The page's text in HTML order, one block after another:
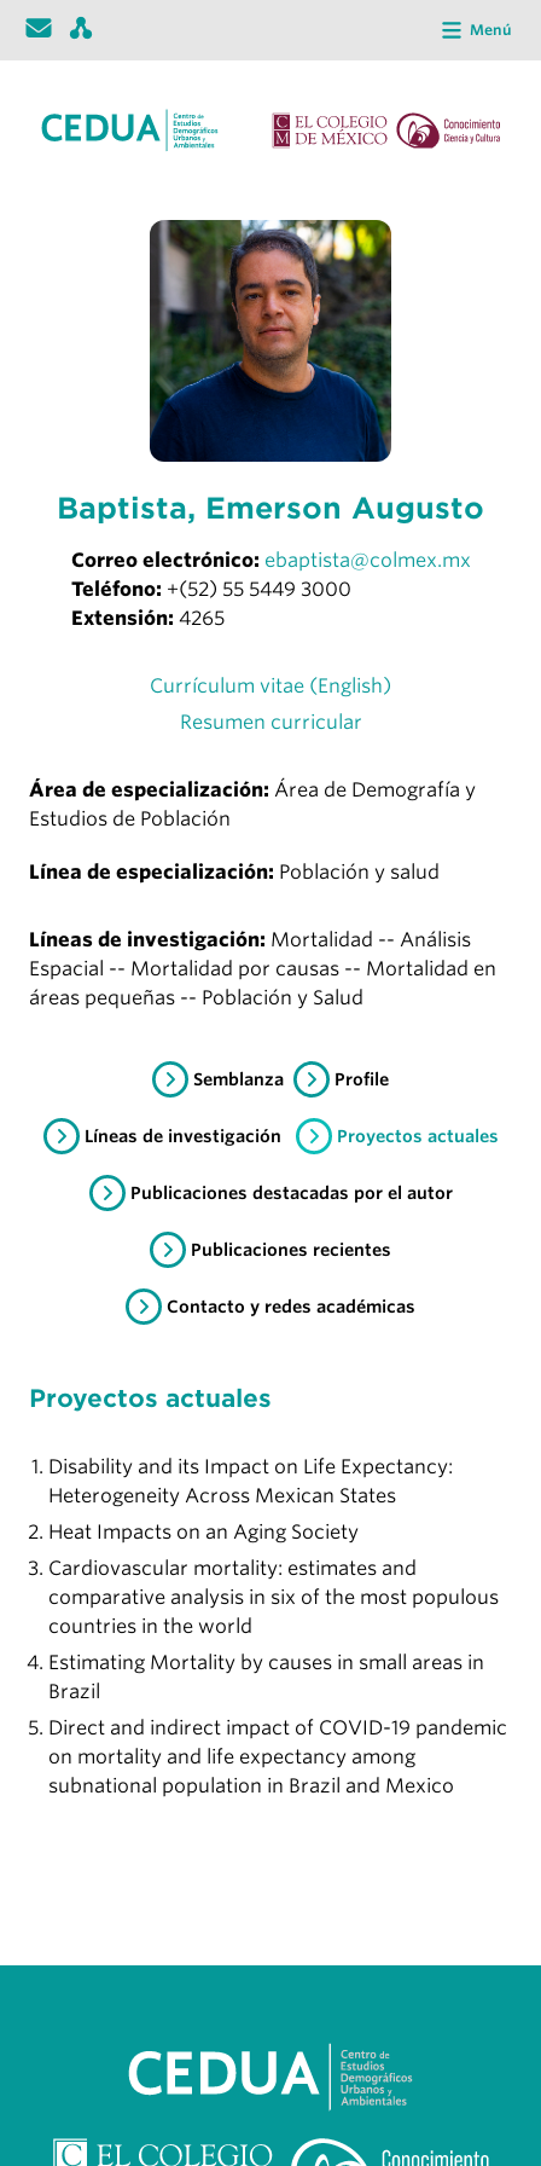
Menú
Baptista, Emerson Augusto
Correo electrónico: ebaptista@colmex.mx
Teléfono: +(52) 55 5449 3000
Extensión: 4265
Currículum vitae (English)
Resumen curricular
Área de especialización: Área de Demografía y
Estudios de Población
Línea de especialización: Población y salud
Líneas de investigación: Mortalidad -- Análisis
Espacial -- Mortalidad por causas -- Mortalidad en
áreas pequeñas -- Población y Salud
Semblanza Profile
Líneas de investigación Proyectos actuales
Publicaciones destacadas por el autor
Publicaciones recientes
Contacto y redes académicas
Proyectos actuales
Disability and its Impact on Life Expectancy:
Heterogeneity Across Mexican States
Heat Impacts on an Aging Society
Cardiovascular mortality: estimates and
comparative analysis in six of the most populous
countries in the world
Estimating Mortality by causes in small areas in
Brazil
Direct and indirect impact of COVID-19 pandemic
on mortality and life expectancy among
subnational population in Brazil and Mexico